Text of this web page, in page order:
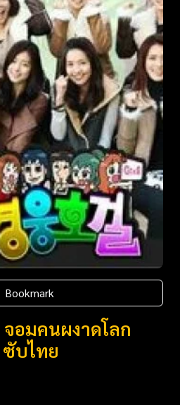
Bookmark
อมคนผงาดโลก
บไทย